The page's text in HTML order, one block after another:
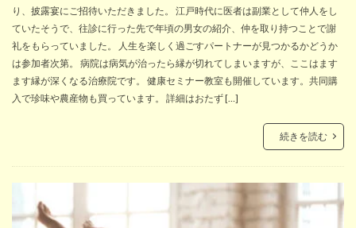
り、披露宴にご招待いただきました。 江戸時代に医者は副業として仲人をし
ていたそうで、往診に行った先で年頃の男女の紹介、仲を取り持つことで謝
礼をもらっていました。 人生を楽しく過ごすパートナーが見つかるかどうか
は参加者次第。 病院は病気が治ったら縁が切れてしまいますが、ここはます
ます縁が深くなる治療院です。 健康セミナー教室も開催しています。共同購
入で珍味や農産物も買っています。 詳細はおたず […]
続きを読む